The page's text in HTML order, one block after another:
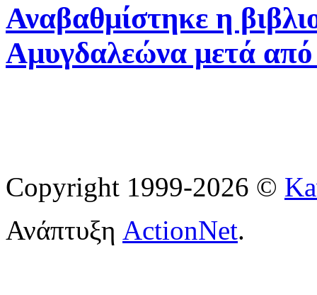
Αναβαθμίστηκε η
Αμυγδαλεώνα μετά
Copyright 1999-2026 ©
Ανάπτυξη ActionNet.